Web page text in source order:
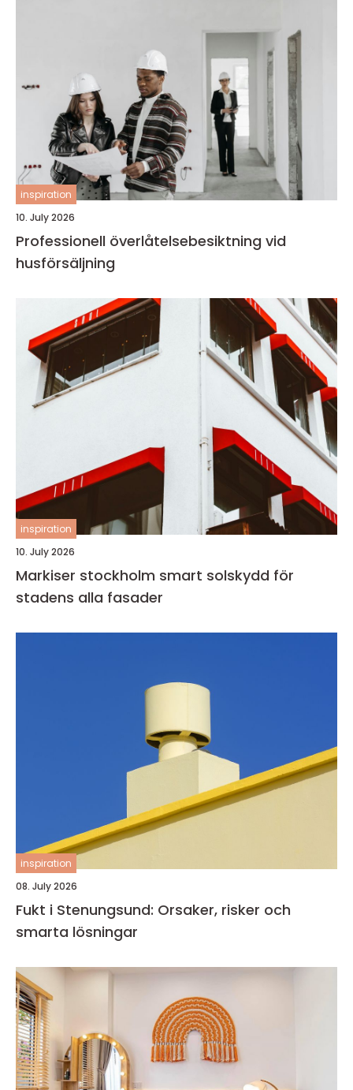
inspiration
10. July 2026
Professionell överlåtelsebesiktning vid
husförsäljning
inspiration
10. July 2026
Markiser stockholm smart solskydd för
stadens alla fasader
inspiration
08. July 2026
Fukt i Stenungsund: Orsaker, risker och
smarta lösningar